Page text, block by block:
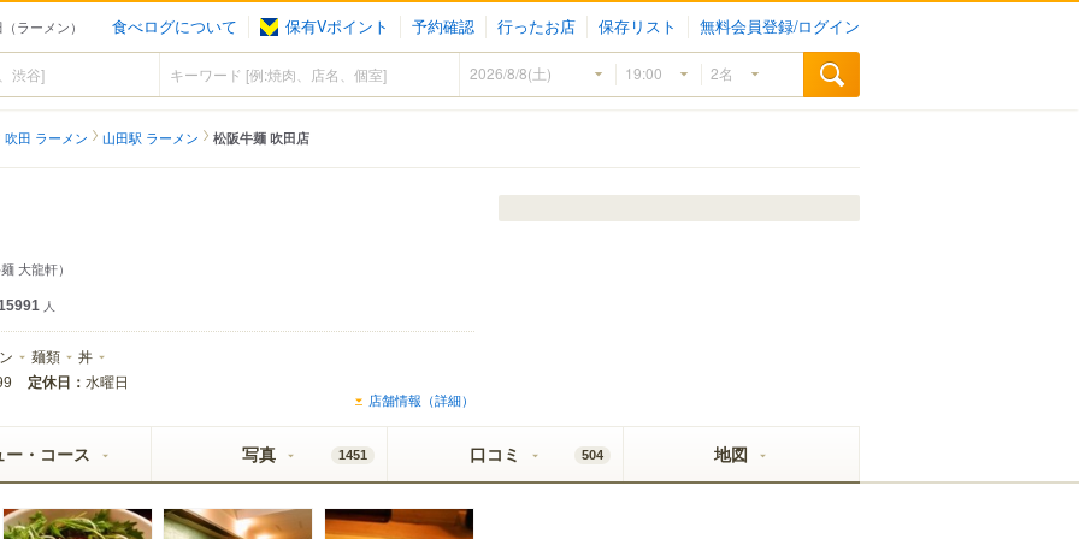
ラーメン） 食べログについて 保有Vポイント 予約確認 行ったお店 保存リスト 無料会員登録/ログイン
吹田 ラーメン 山田駅 ラーメン 松阪牛麺 吹田店
大龍軒）
人
麺類 丼
定休日： 水曜日
店舗情報（詳細）
ー・コース 写真 1451 口コミ 504 地図